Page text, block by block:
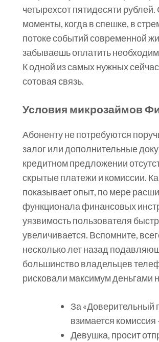
четырехсот пятидесяти
моменты, когда в спешке, в
потоке событий современной
забываешь оплатить
К одной из самых нужных
сотовая связь.
Условия микрозаймов
Абоненту не потребуются
залог или дополнительные
кредитном предложении
скрытые платежи и комиссии.
показывает опыт, по мере
функционала финансовых
уязвимость пользователя
увеличивается. Вспомните,
несколько лет назад
большинство владельцев
рисковали максимум деньгами
За «Доверительный
взимается комиссия
Девушка, просит